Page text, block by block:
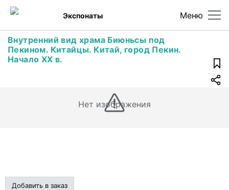
Меню
Экспонаты
Внутренний вид храма Биюньсы под
Пекином. Китайцы. Китай, город Пекин.
Начало XX в.
Нет изображения
Добавить в заказ